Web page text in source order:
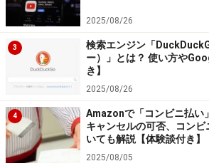
筆者は仕事でGoogleカレンダーを使
らにTimeTreeによるスケジュール管
たため、手間が2倍に増えてしまった
TimeTreeにはGoogleカレンダーの予
あるのですが、これはあくまで「
Googleカレンダーの予定を確認する
の予定を妻に共有することはできませ
2025/08/26
3
検索エンジン「
ー）」とは？ 使い方や
き】
2025/08/26
4
Amazonで「コンビニ払い
キャンセルの可否、コン
いても解説【体験談付き】
2025/08/05